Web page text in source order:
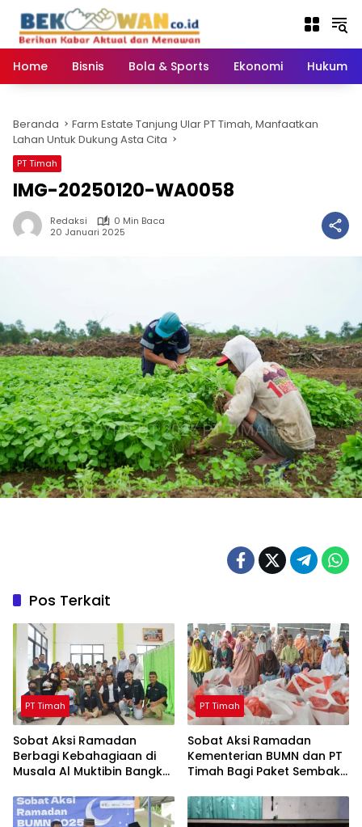
konten
Home
Bisnis Bola & Sports Ekonomi Hukum
Beranda
Farm Estate Tanjung Ular PT Timah, Manfaatkan
Lahan Untuk Dukung Asta Cita
PT Timah
IMG-20250120-WA0058
Redaksi
0 Min Baca
20 Januari 2025
Pos Terkait
PT Timah
Sobat Aksi Ramadan
Berbagi Kebahagiaan di
Musala Al Muktibin Bangka
dan Piatu
PT Timah
Sobat Aksi Ramadan
Kementerian BUMN dan PT
Timah Bagi Paket Sembako
Barat